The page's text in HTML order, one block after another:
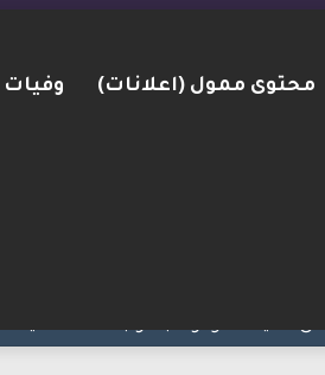
محتوى ممول (اعلانات) وفيات